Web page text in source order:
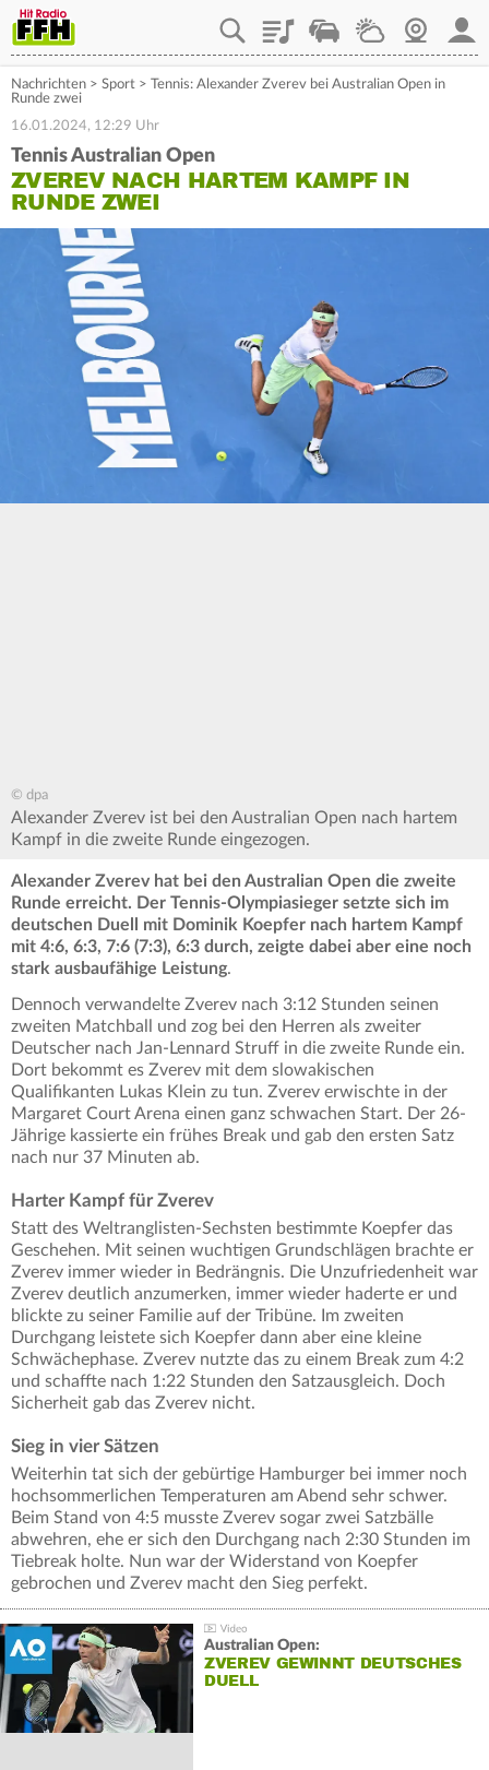
PlaylistStaupilotWetterWebcam
Nachrichten > Sport > Tennis: Alexander Zverev bei Australian Open in
Runde zwei
16.01.2024, 12:29 Uhr
Tennis Australian Open
ZVEREV NACH HARTEM KAMPF IN
RUNDE ZWEI
© dpa
Alexander Zverev ist bei den Australian Open nach hartem
Kampf in die zweite Runde eingezogen.
Alexander Zverev hat bei den Australian Open die zweite
Runde erreicht. Der Tennis-Olympiasieger setzte sich im
deutschen Duell mit Dominik Koepfer nach hartem Kampf
mit 4:6, 6:3, 7:6 (7:3), 6:3 durch, zeigte dabei aber eine noch
stark ausbaufähige Leistung.
Dennoch verwandelte Zverev nach 3:12 Stunden seinen
zweiten Matchball und zog bei den Herren als zweiter
Deutscher nach Jan-Lennard Struff in die zweite Runde ein.
Dort bekommt es Zverev mit dem slowakischen
Qualifikanten Lukas Klein zu tun. Zverev erwischte in der
Margaret Court Arena einen ganz schwachen Start. Der 26-
Jährige kassierte ein frühes Break und gab den ersten Satz
nach nur 37 Minuten ab.
Harter Kampf für Zverev
Statt des Weltranglisten-Sechsten bestimmte Koepfer das
Geschehen. Mit seinen wuchtigen Grundschlägen brachte er
Zverev immer wieder in Bedrängnis. Die Unzufriedenheit war
Zverev deutlich anzumerken, immer wieder haderte er und
blickte zu seiner Familie auf der Tribüne. Im zweiten
Durchgang leistete sich Koepfer dann aber eine kleine
Schwächephase. Zverev nutzte das zu einem Break zum 4:2
und schaffte nach 1:22 Stunden den Satzausgleich. Doch
Sicherheit gab das Zverev nicht.
Sieg in vier Sätzen
Weiterhin tat sich der gebürtige Hamburger bei immer noch
hochsommerlichen Temperaturen am Abend sehr schwer.
Beim Stand von 4:5 musste Zverev sogar zwei Satzbälle
abwehren, ehe er sich den Durchgang nach 2:30 Stunden im
Tiebreak holte. Nun war der Widerstand von Koepfer
gebrochen und Zverev macht den Sieg perfekt.
Australian Open:
ZVEREV GEWINNT DEUTSCHES
DUELL